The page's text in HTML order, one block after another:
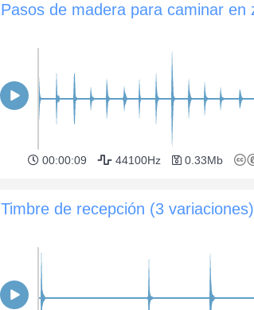
00:00:09 44100Hz 0.33Mb
Timbre de recepción (3 variaciones)